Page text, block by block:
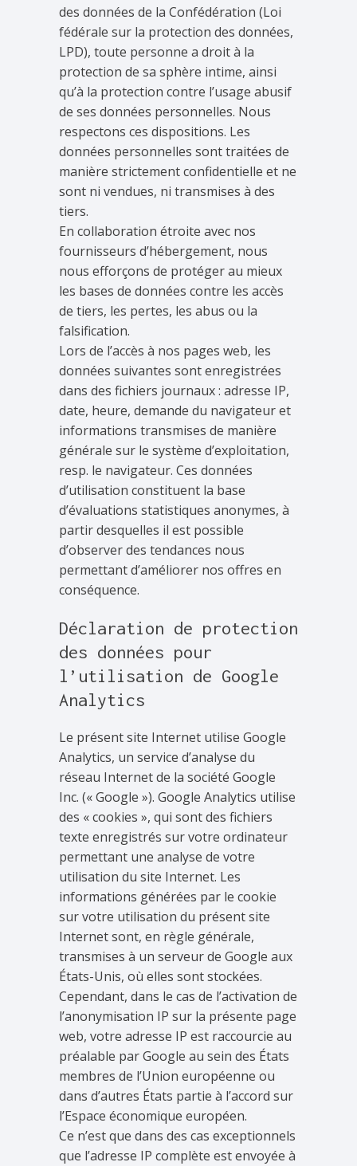
des données de la Confédération (Loi
fédérale sur la protection des données,
LPD), toute personne a droit à la
protection de sa sphère intime, ainsi
qu’à la protection contre l’usage abusif
de ses données personnelles. Nous
respectons ces dispositions. Les
données personnelles sont traitées de
manière strictement confidentielle et ne
sont ni vendues, ni transmises à des
tiers.
En collaboration étroite avec nos
fournisseurs d’hébergement, nous
nous efforçons de protéger au mieux
les bases de données contre les accès
de tiers, les pertes, les abus ou la
falsification.
Lors de l’accès à nos pages web, les
données suivantes sont enregistrées
dans des fichiers journaux : adresse IP,
date, heure, demande du navigateur et
informations transmises de manière
générale sur le système d’exploitation,
resp. le navigateur. Ces données
d’utilisation constituent la base
d’évaluations statistiques anonymes, à
partir desquelles il est possible
d’observer des tendances nous
permettant d’améliorer nos offres en
conséquence.
Déclaration de protection
des données pour
l’utilisation de Google
Analytics
Le présent site Internet utilise Google
Analytics, un service d’analyse du
réseau Internet de la société Google
Inc. (« Google »). Google Analytics utilise
des « cookies », qui sont des fichiers
texte enregistrés sur votre ordinateur
permettant une analyse de votre
utilisation du site Internet. Les
informations générées par le cookie
sur votre utilisation du présent site
Internet sont, en règle générale,
transmises à un serveur de Google aux
États-Unis, où elles sont stockées.
Cependant, dans le cas de l’activation de
l’anonymisation IP sur la présente page
web, votre adresse IP est raccourcie au
préalable par Google au sein des États
membres de l’Union européenne ou
dans d’autres États partie à l’accord sur
l’Espace économique européen.
Ce n’est que dans des cas exceptionnels
que l’adresse IP complète est envoyée à